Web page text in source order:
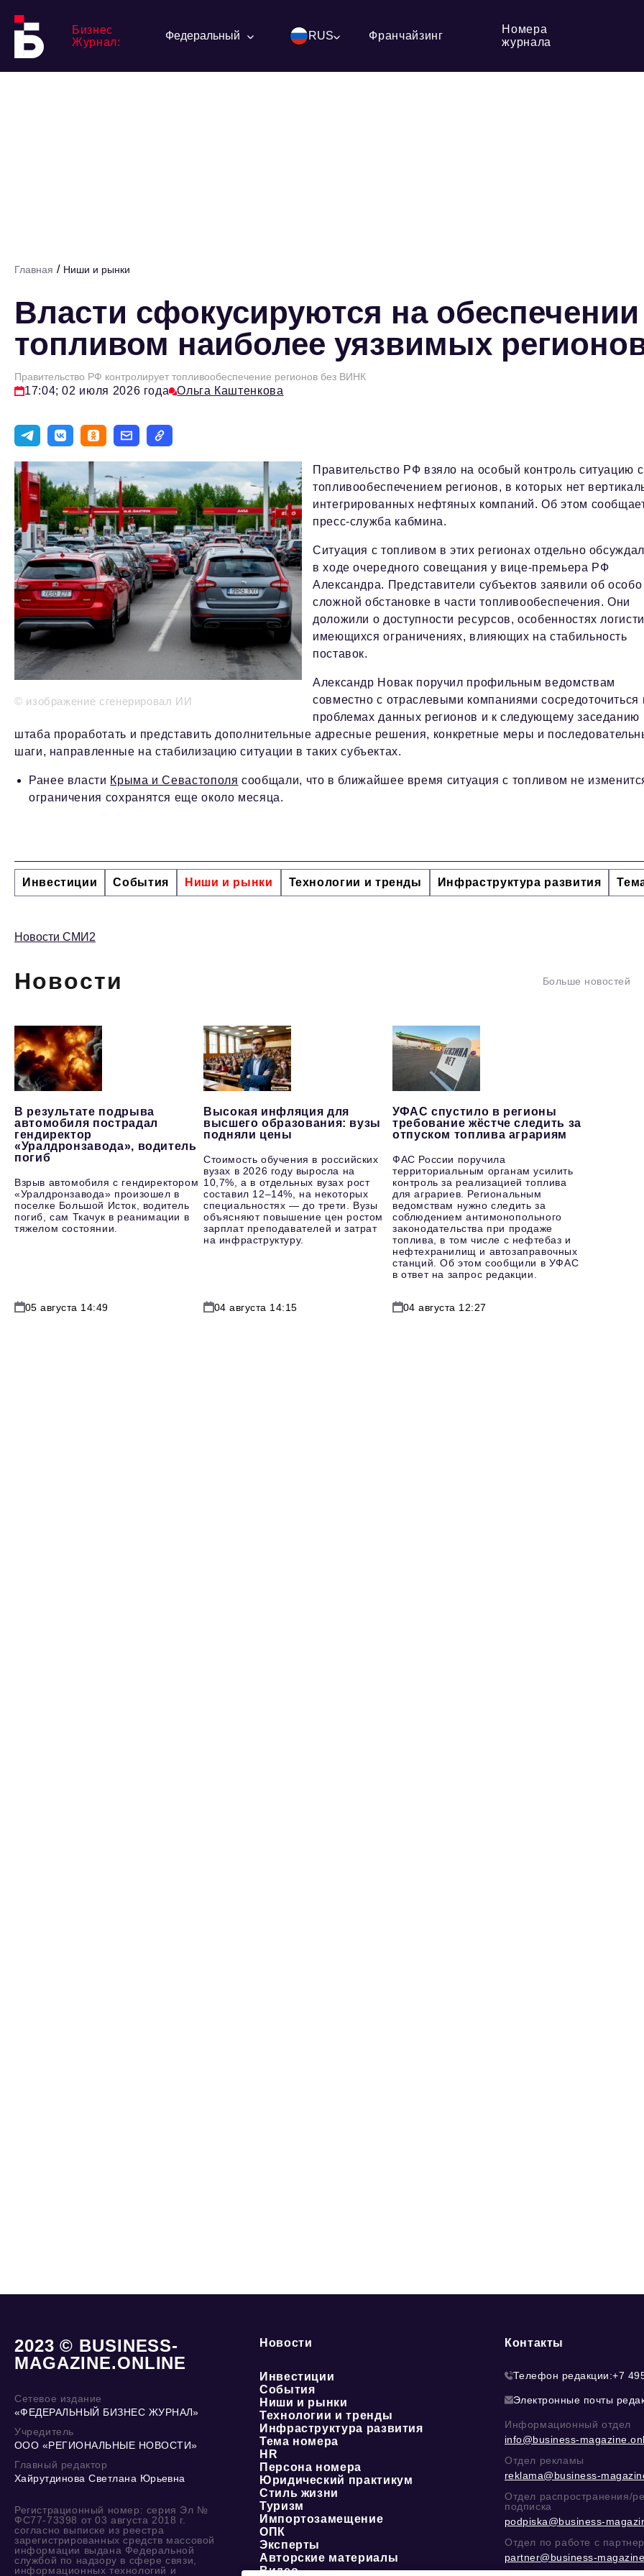
Бизнес
Журнал:
Федеральный RUS Франчайзинг
Номера
журнала
Главная / Ниши и рынки
Власти сфокусируются на обеспечении
топливом наиболее уязвимых
Правительство РФ контролирует топливообеспечение регионов без ВИНК
17:04; 02 июля 2026 года Ольга Каштенкова
© изображение сгенерировал ИИ
Правительство РФ взяло на особый контроль ситуацию с
топливообеспечением регионов, в которых нет
интегрированных нефтяных компаний. Об этом
пресс-служба кабмина.
Ситуация с топливом в этих регионах отдельно
в ходе очередного совещания у вице-премьера РФ
Александра. Представители субъектов заявили об особо
сложной обстановке в части топливообеспечения. Они
доложили о доступности ресурсов, особенностях
имеющихся ограничениях, влияющих на стабильность
поставок.
Александр Новак поручил профильным ведомствам
совместно с отраслевыми компаниями сосредоточиться
проблемах данных регионов и к следующему заседанию
штаба проработать и представить дополнительные адресные решения, конкретные меры и
шаги, направленные на стабилизацию ситуации в таких субъектах.
Ранее власти Крыма и Севастополя сообщали, что в ближайшее время ситуация с топливом не
ограничения сохранятся еще около месяца.
Инвестиции События Ниши и рынки Технологии и тренды Инфраструктура развития
Новости СМИ2
Новости Больше новостей
В результате подрыва
автомобиля пострадал
гендиректор
«Уралдронзавода», водитель
погиб
Взрыв автомобиля с гендиректором
«Уралдронзавода» произошел в
поселке Большой Исток, водитель
погиб, сам Ткачук в реанимации в
тяжелом состоянии.
05 августа 14:49
Высокая инфляция для
высшего образования: вузы
подняли цены
Стоимость обучения в российских
вузах в 2026 году выросла на
10,7%, а в отдельных вузах рост
составил 12–14%, на некоторых
специальностях — до трети. Вузы
объясняют повышение цен ростом
зарплат преподавателей и затрат
на инфраструктуру.
04 августа 14:15
УФАС спустило в регионы
требование жёстче следить за
отпуском топлива аграриям
ФАС России поручила
территориальным органам усилить
контроль за реализацией топлива
для аграриев. Региональным
ведомствам нужно следить за
соблюдением антимонопольного
законодательства при продаже
топлива, в том числе с нефтебаз и
нефтехранилищ и автозаправочных
станций. Об этом сообщили в УФАС
в ответ на запрос редакции.
04 августа 12:27
2023 © BUSINESS-
MAGAZINE.ONLINE
Сетевое издание
«ФЕДЕРАЛЬНЫЙ БИЗНЕС ЖУРНАЛ»
Учредитель
ООО «РЕГИОНАЛЬНЫЕ НОВОСТИ»
Главный редактор
Хайрутдинова Светлана Юрьевна
Регистрационный номер: серия Эл №
ФС77-73398 от 03 августа 2018 г.
согласно выписке из реестра
зарегистрированных средств массовой
информации выдана Федеральной
службой по надзору в сфере связи,
информационных технологий и
Новости
Инвестиции
События
Ниши и рынки
Технологии и тренды
Инфраструктура развития
Тема номера
HR
Персона номера
Юридический практикум
Стиль жизни
Туризм
Импортозамещение
ОПК
Эксперты
Авторские материалы
Видео
Контакты
Телефон редакции:+7
Электронные почты
Информационный отдел
info@business-
Отдел рекламы
reklama@business-
Отдел распространения/
подписка
podpiska@business-
Отдел по работе с
partner@business-